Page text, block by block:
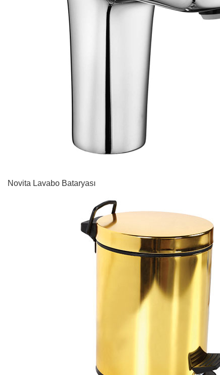
Novita Lavabo Bataryası